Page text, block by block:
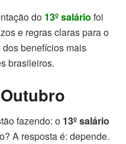
do 13º salário foi
e regras claras para o
benefícios mais
brasileiros.
fazendo: o 13º salário
A resposta é: depende.